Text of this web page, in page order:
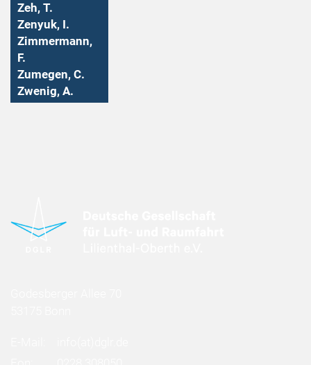
Zeh, T.
Zenyuk, I.
Zimmermann,
F.
Zumegen, C.
Zwenig, A.